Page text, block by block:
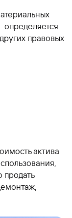
правовых
актива
продать